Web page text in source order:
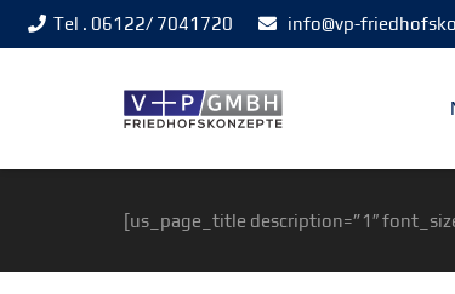
Tel . 06122/ 7041720 info@vp-
[us_page_title description=”1″